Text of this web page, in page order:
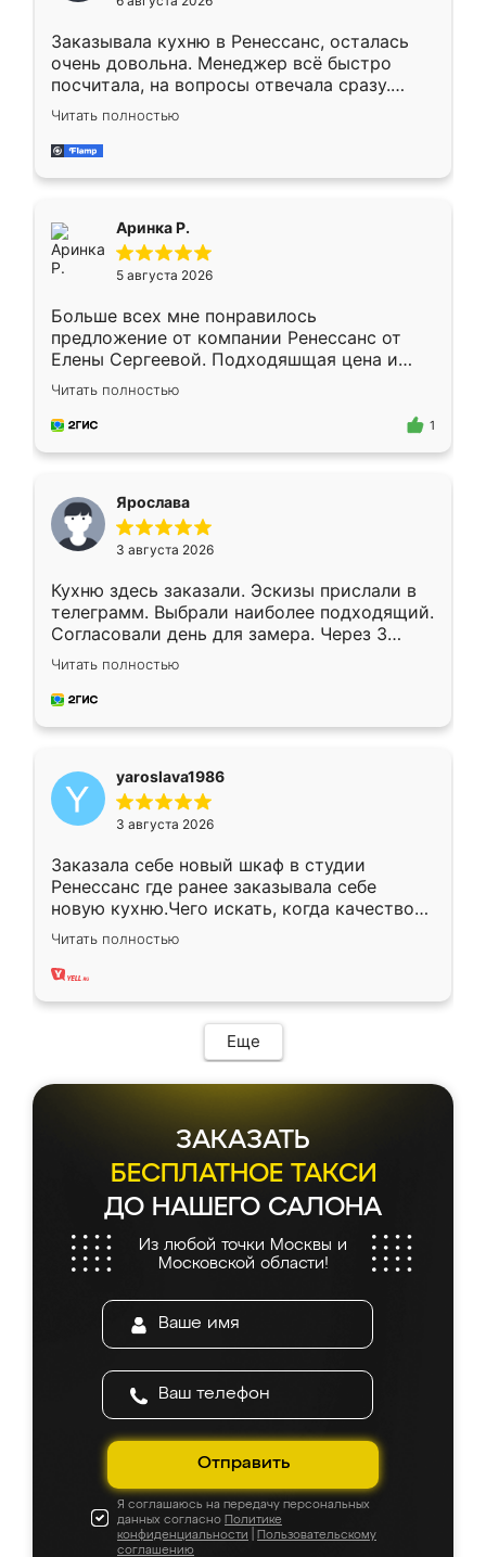
мебели буду заказывать только здесь.
Заказывала кухню в Ренессанс, осталась
очень довольна. Менеджер всё быстро
посчитала, на вопросы отвечала сразу.
Замерщик приехал в субботу, подошёл к
делу со всей ответственностью. Собрали
за день, ребята работали аккуратно, даже
Читать полностью
Аринка Р.
5 августа 2026
Больше всех мне понравилось
предложение от компании Ренессанс от
Елены Сергеевой. Подходяшщая цена и
короткие сроки изготовления. Приехавший
для замера сотрудник Владислав
предложил по моему эскизу самый
Читать полностью
1
Ярослава
3 августа 2026
Кухню здесь заказали. Эскизы прислали в
телеграмм. Выбрали наиболее подходящий.
Согласовали день для замера. Через 3
недели кухня была уже готова. Остались
довольны работой. Спасибо Ренессанс
мебель за качественную работу!
Читать полностью
yaroslava1986
3 августа 2026
Заказала себе новый шкаф в студии
Ренессанс где ранее заказывала себе
новую кухню.Чего искать, когда качеством
вполне довольна. Служит кухня уже почти
два года, нареканий нет.
Читать полностью
Еще
ЗАКАЗАТЬ
БЕСПЛАТНОЕ ТАКСИ
ДО НАШЕГО САЛОНА
Из любой точки Москвы и
Московской области!
Отправить
Я соглашаюсь на передачу персональных
данных согласно Политике
конфиденциальности
Пользовательскому
соглашению